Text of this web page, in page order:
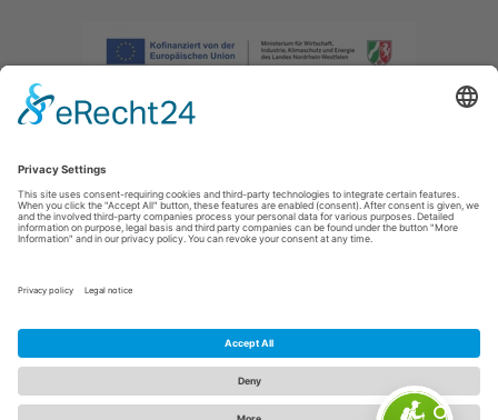
Afdruk |Privacybeleid|Verklaring van toegankelijkheid
E: info@sauerland.com
Cookie-Einstellungen